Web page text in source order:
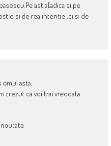
astia[adica si pe
si de rea intentie ,ci si de
omul asta.
crezut ca voi trai vreodata.